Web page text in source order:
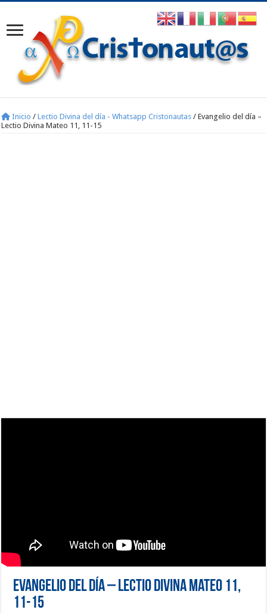
Inicio / Lectio Divina del día - Whatsapp Cristonautas / Evangelio del día –
Lectio Divina Mateo 11, 11-15
Evangelio del día – Lectio Divina Mateo 11,
11-15